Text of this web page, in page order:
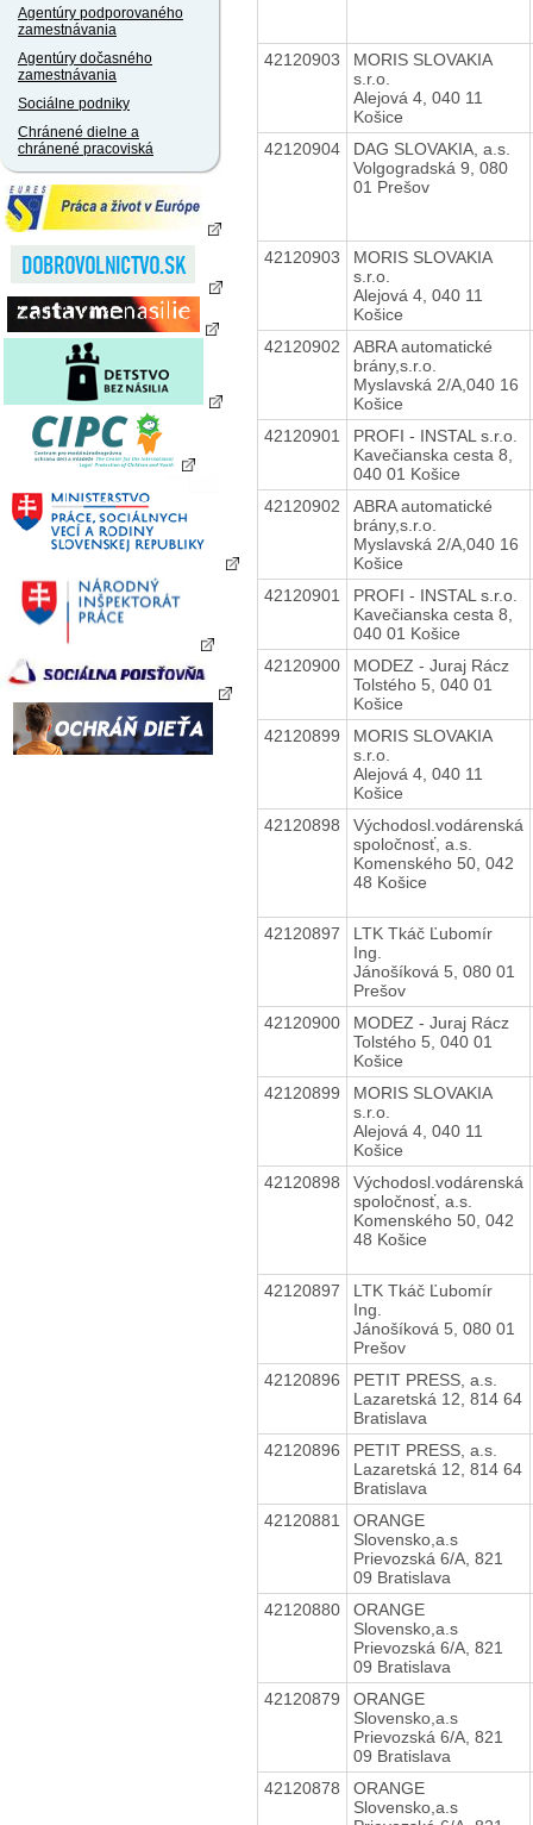
Agentúry podporovaného
zamestnávania
Agentúry dočasného
zamestnávania
Sociálne podniky
Chránené dielne a
chránené pracoviská
42120903
MORIS SLOVAKIA
s.r.o.
Alejová 4, 040 11
Košice
42120904
DAG SLOVAKIA, a.s.
Volgogradská 9, 080
01 Prešov
42120903
MORIS SLOVAKIA
s.r.o.
Alejová 4, 040 11
Košice
42120902
ABRA automatické
brány,s.r.o.
Myslavská 2/A,040 16
Košice
42120901
PROFI - INSTAL s.r.o.
Kavečianska cesta 8,
040 01 Košice
42120902
ABRA automatické
brány,s.r.o.
Myslavská 2/A,040 16
Košice
42120901
PROFI - INSTAL s.r.o.
Kavečianska cesta 8,
040 01 Košice
42120900
MODEZ - Juraj Rácz
Tolstého 5, 040 01
Košice
42120899
MORIS SLOVAKIA
s.r.o.
Alejová 4, 040 11
Košice
42120898
Východosl.vodárenská
spoločnosť, a.s.
Komenského 50, 042
48 Košice
42120897
LTK Tkáč Ľubomír
Ing.
Jánošíková 5, 080 01
Prešov
42120900
MODEZ - Juraj Rácz
Tolstého 5, 040 01
Košice
42120899
MORIS SLOVAKIA
s.r.o.
Alejová 4, 040 11
Košice
42120898
Východosl.vodárenská
spoločnosť, a.s.
Komenského 50, 042
48 Košice
42120897
LTK Tkáč Ľubomír
Ing.
Jánošíková 5, 080 01
Prešov
42120896
PETIT PRESS, a.s.
Lazaretská 12, 814 64
Bratislava
42120896
PETIT PRESS, a.s.
Lazaretská 12, 814 64
Bratislava
42120881
ORANGE
Slovensko,a.s
Prievozská 6/A, 821
09 Bratislava
42120880
ORANGE
Slovensko,a.s
Prievozská 6/A, 821
09 Bratislava
42120879
ORANGE
Slovensko,a.s
Prievozská 6/A, 821
09 Bratislava
42120878
ORANGE
Slovensko,a.s